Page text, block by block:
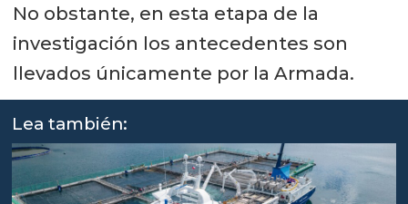
No obstante, en esta etapa de la
investigación los antecedentes son
llevados únicamente por la Armada.
Lea también: